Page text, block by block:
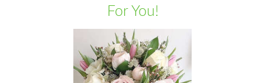
For You!